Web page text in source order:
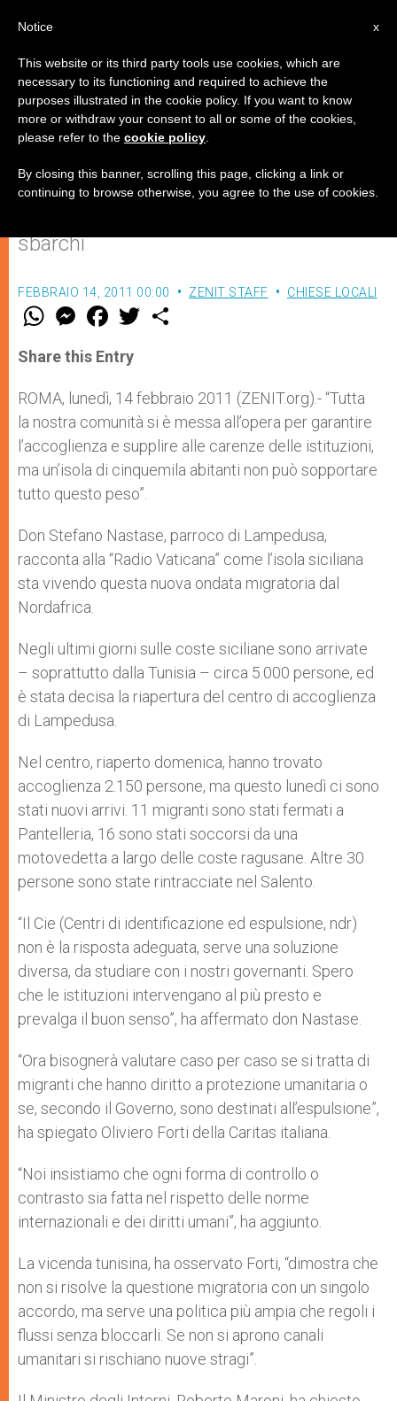
Lampedusa, quattromila in
quattro giorni
sbarchi
FEBBRAIO 14, 2011 00:00 ZENIT STAFF CHIESE LOCALI
W
t
s
p
p
M
e
s
e
g
e
r
F
a
e
b
o
w
r
Share this Entry
ROMA, lunedì, 14 febbraio 2011 (ZENIT.org).- “Tutta
la nostra comunità si è messa all’opera per garantire
l’accoglienza e supplire alle carenze delle istituzioni,
ma un’isola di cinquemila abitanti non può sopportare
tutto questo peso”.
Don Stefano Nastase, parroco di Lampedusa,
racconta alla “Radio Vaticana” come l’isola siciliana
sta vivendo questa nuova ondata migratoria dal
Nordafrica.
Negli ultimi giorni sulle coste siciliane sono arrivate
– soprattutto dalla Tunisia – circa 5.000 persone, ed
è stata decisa la riapertura del centro di accoglienza
di Lampedusa.
Nel centro, riaperto domenica, hanno trovato
accoglienza 2.150 persone, ma questo lunedì ci sono
stati nuovi arrivi. 11 migranti sono stati fermati a
Pantelleria, 16 sono stati soccorsi da una
motovedetta a largo delle coste ragusane. Altre 30
persone sono state rintracciate nel Salento.
“Il Cie (Centri di identificazione ed espulsione, ndr)
non è la risposta adeguata, serve una soluzione
diversa, da studiare con i nostri governanti. Spero
che le istituzioni intervengano al più presto e
prevalga il buon senso”, ha affermato don Nastase.
“Ora bisognerà valutare caso per caso se si tratta di
migranti che hanno diritto a protezione umanitaria o
se, secondo il Governo, sono destinati all’espulsione”,
ha spiegato Oliviero Forti della Caritas italiana.
“Noi insistiamo che ogni forma di controllo o
contrasto sia fatta nel rispetto delle norme
internazionali e dei diritti umani”, ha aggiunto.
La vicenda tunisina, ha osservato Forti, “dimostra che
non si risolve la questione migratoria con un singolo
accordo, ma serve una politica più ampia che regoli i
flussi senza bloccarli. Se non si aprono canali
umanitari si rischiano nuove stragi”.
x
Notice
This website or its third party tools use cookies, which are
necessary to its functioning and required to achieve the
purposes illustrated in the cookie policy. If you want to know
more or withdraw your consent to all or some of the cookies,
please refer to the cookie policy
By closing this banner, scrolling this page, clicking a link or
continuing to browse otherwise, you agree to the use of cookies.